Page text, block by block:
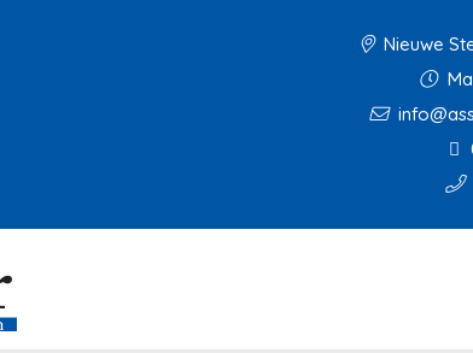
Nieuwe